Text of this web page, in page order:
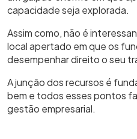
capacidade seja explorada.
Assim como, não é
local apertado em que os
desempenhar direito o seu
A junção dos recursos é
bem e todos esses pontos
gestão empresarial.